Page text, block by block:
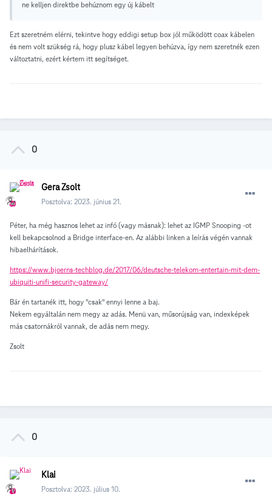
ne kelljen direktbe behúznom egy új kábelt
Ezt szeretném elérni, tekintve hogy eddigi setup box jól működött coax kábelen
és nem volt szükség rá, hogy plusz kábel legyen behúzva, így nem szeretnék ezen
változtatni, ezért kértem itt segítséget.
0
Gera Zsolt
Posztolva: 2023. június 21.
Péter, ha még hasznos lehet az infó (vagy másnak): lehet az IGMP Snooping -ot
kell bekapcsolnod a Bridge interface-en. Az alábbi linken a leírás végén vannak
hibaelhárítások.
https://www.bjoerns-techblog.de/2017/06/deutsche-telekom-entertain-mit-dem-
ubiquiti-unifi-security-gateway/
Bár én tartanék itt, hogy "csak" ennyi lenne a baj.
Nekem egyáltalán nem megy az adás. Menü van, műsorújság van, indexképek
más csatornákról vannak, de adás nem megy.
Zsolt
0
Klai
Posztolva: 2023. július 10.